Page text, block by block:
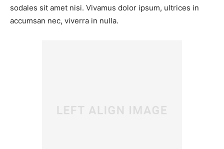
sodales sit amet nisi. Vivamus dolor ipsum, ultrices in
accumsan nec, viverra in nulla.